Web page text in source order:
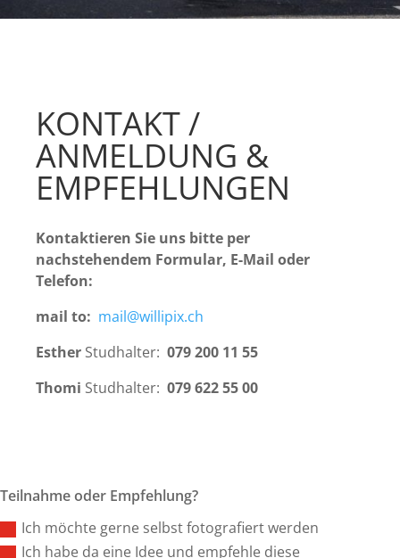
KONTAKT /
ANMELDUNG &
EMPFEHLUNGEN
Kontaktieren Sie uns bitte per
nachstehendem Formular, E-Mail oder
Telefon:
mail to: mail@willipix.ch
Esther Studhalter: 079 200 11 55
Thomi Studhalter: 079 622 55 00
Teilnahme oder Empfehlung?
Ich möchte gerne selbst fotografiert werden
Ich habe da eine Idee und empfehle diese